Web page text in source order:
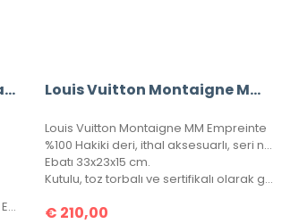
Louis Vuitton Damier Canvas Alma %100 Hakiki Vejital Deri (CRL 674)
Ürün Toz Torbası, Zarfı, Kartı Ve Minik El Kitapçığı İle Birlikte Gönderilecektir.
Louis Vuitton Montaigne MM Empreinte
Louis Vuitton Montaigne MM Empreinte
%100 Hakiki deri, ithal aksesuarlı, seri numaralı birebir üründür.
Ebatı 33x23x15 cm.
Kutulu, toz torbalı ve sertifikalı olarak gönderilecektir.
€ 210,00